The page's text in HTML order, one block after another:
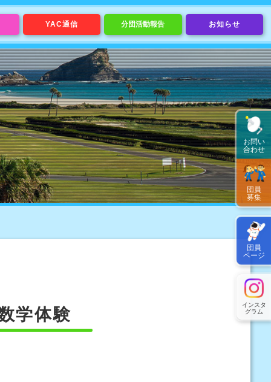
YAC通信 分団活動報告 お知らせ
お問い
合わせ
団員
募集
団員
ページ
インスタ
グラム
学体験